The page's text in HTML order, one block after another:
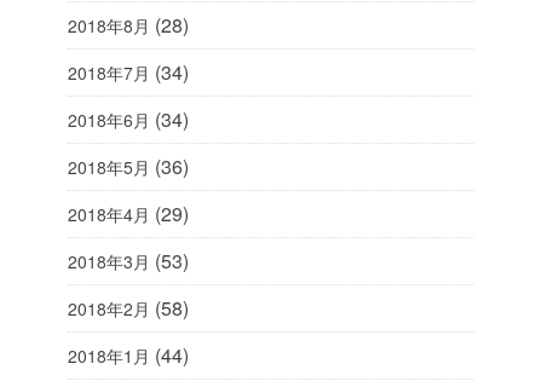
2018年8月 (28)
2018年7月 (34)
2018年6月 (34)
2018年5月 (36)
2018年4月 (29)
2018年3月 (53)
2018年2月 (58)
2018年1月 (44)